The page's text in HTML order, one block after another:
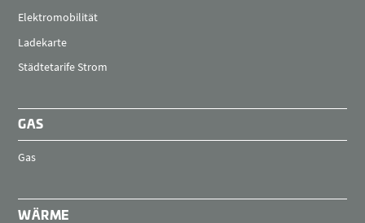
Elektromobilität
Ladekarte
Städtetarife Strom
GAS
Gas
WÄRME